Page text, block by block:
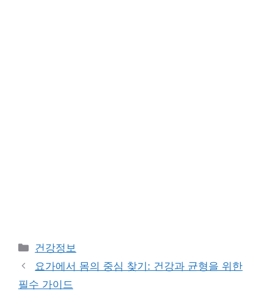
Categories
건강정보
요가에서 몸의 중심 찾기: 건강과 균형을 위한
필수 가이드